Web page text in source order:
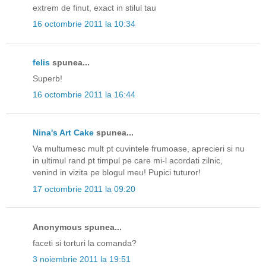
extrem de finut, exact in stilul tau
16 octombrie 2011 la 10:34
felis spunea...
Superb!
16 octombrie 2011 la 16:44
Nina's Art Cake spunea...
Va multumesc mult pt cuvintele frumoase, aprecieri si nu
in ultimul rand pt timpul pe care mi-l acordati zilnic,
venind in vizita pe blogul meu! Pupici tuturor!
17 octombrie 2011 la 09:20
Anonymous spunea...
faceti si torturi la comanda?
3 noiembrie 2011 la 19:51